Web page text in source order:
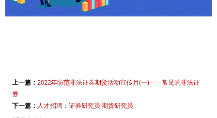
上一篇： 2022年防范非法证券期货活动宣传月(一)——常见的非法证
券
下一篇： 人才招聘：证券研究员 期货研究员